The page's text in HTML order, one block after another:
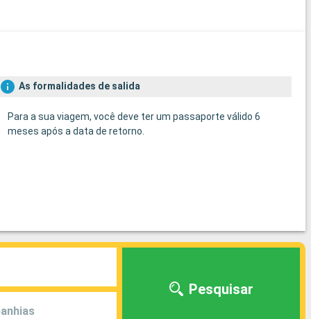
As formalidades de salida
Para a sua viagem, você deve ter um passaporte válido 6
meses após a data de retorno.
Pesquisar